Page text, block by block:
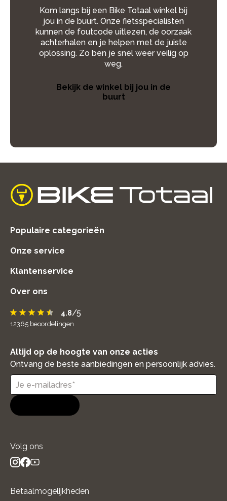
Kom langs bij een Bike Totaal winkel bij
jou in de buurt. Onze fietsspecialisten
kunnen de foutcode uitlezen, de oorzaak
achterhalen en je helpen met de juiste
oplossing. Zo ben je snel weer veilig op
weg.
Bekijk de winkel bij jou in de
buurt
home
Populaire categorieën
Onze service
Klantenservice
Over ons
4.8/5
12365 beoordelingen
Altijd op de hoogte van onze acties
Ontvang de beste aanbiedingen en persoonlijk advies.
Volg ons
Betaalmogelijkheden